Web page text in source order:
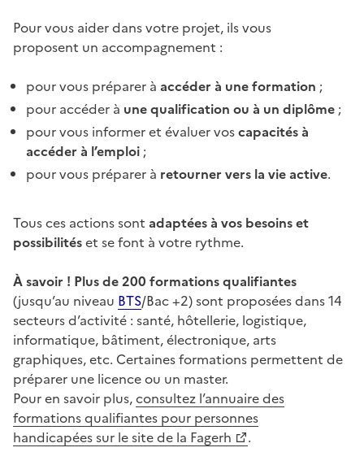
Pour vous aider dans votre projet, ils vous
proposent un accompagnement :
pour vous préparer à accéder à une formation ;
pour accéder à une qualification ou à un diplôme ;
pour vous informer et évaluer voscapacités à
accéder à l’emploi ;
pour vous préparer à retourner vers la vie active.
Tous ces actions sont adaptées à vos besoins et
possibilitéset se font à votre rythme.
Àsavoir ! Plus de 200 formations qualifiantes
(jusqu’au niveau BTS/Bac +2) sont proposées dans 14
secteurs d’activité : santé, hôtellerie, logistique,
informatique, bâtiment, électronique, arts
graphiques, etc. Certaines formations permettent de
préparer une licence ou un master.
Pour en savoir plus,consultez l’annuaire des
formations qualifiantes pour personnes
handicapées sur le site de la Fagerh
.